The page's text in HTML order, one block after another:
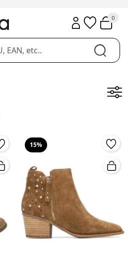
0
15%